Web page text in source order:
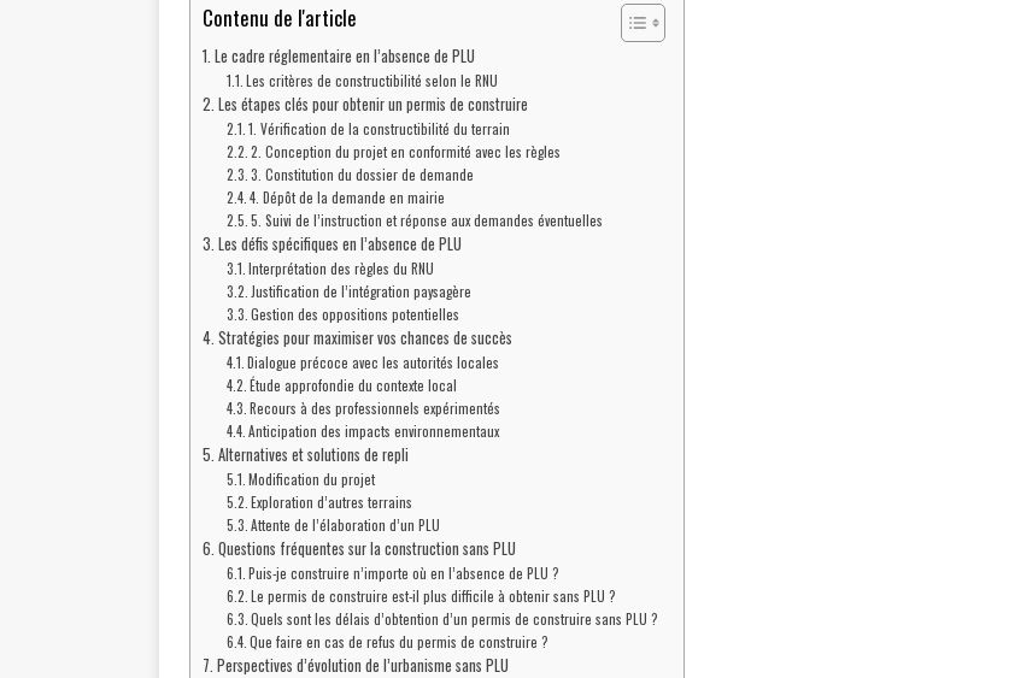
Contenu de l'article
Le cadre réglementaire en l’absence de PLU
Les critères de constructibilité selon le RNU
Les étapes clés pour obtenir un permis de construire
1. Vérification de la constructibilité du terrain
2. Conception du projet en conformité avec les règles
3. Constitution du dossier de demande
4. Dépôt de la demande en mairie
5. Suivi de l’instruction et réponse aux demandes éventuelles
Les défis spécifiques en l’absence de PLU
Interprétation des règles du RNU
Justification de l’intégration paysagère
Gestion des oppositions potentielles
Stratégies pour maximiser vos chances de succès
Dialogue précoce avec les autorités locales
Étude approfondie du contexte local
Recours à des professionnels expérimentés
Anticipation des impacts environnementaux
Alternatives et solutions de repli
Modification du projet
Exploration d’autres terrains
Attente de l’élaboration d’un PLU
Questions fréquentes sur la construction sans PLU
Puis-je construire n’importe où en l’absence de PLU ?
Le permis de construire est-il plus difficile à obtenir sans PLU ?
Quels sont les délais d’obtention d’un permis de construire sans PLU ?
Que faire en cas de refus du permis de construire ?
Perspectives d’évolution de l’urbanisme sans PLU